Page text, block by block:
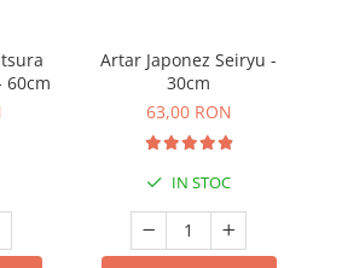
60cm
Artar Japonez Seiryu -
30cm
63,00 RON
IN STOC